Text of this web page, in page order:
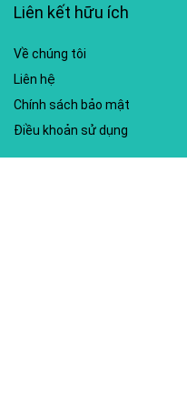
Liên kết hữu ích
Về chúng tôi
Liên hệ
Chính sách bảo mật
Điều khoản sử dụng